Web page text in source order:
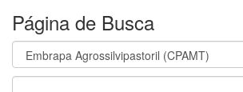
Página de Busca